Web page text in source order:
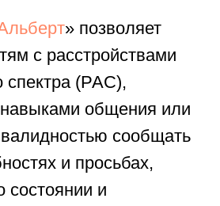
» позволяет
с расстройствами
спектра (РАС),
общения или
сообщать
и просьбах,
состоянии и